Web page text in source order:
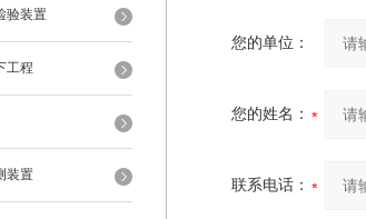
验装置
工程
装置
您的单位：
您的姓名：
联系电话：